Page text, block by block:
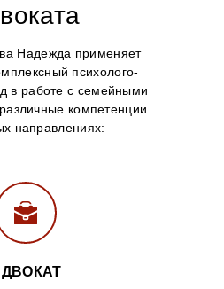
Надежда применяет
психолого-
в работе с семейными
компетенции
направлениях: